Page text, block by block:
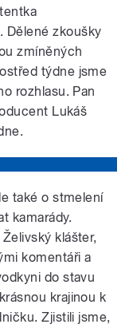
Dělené zkoušky
zmíněných
týdne jsme
rozhlasu. Pan
Lukáš
také o stmelení
kamarády.
klášter,
komentáři a
do stavu
krajinou k
Zjistili jsme,